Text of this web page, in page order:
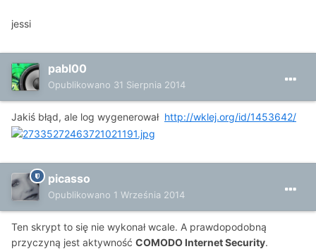
jessi
pabl00
Opublikowano 31 Sierpnia 2014
Jakiś błąd, ale log wygenerował http://wklej.org/id/1453642/
picasso
Opublikowano 1 Września 2014
Ten skrypt to się nie wykonał wcale. A prawdopodobną
przyczyną jest aktywność COMODO Internet Security.